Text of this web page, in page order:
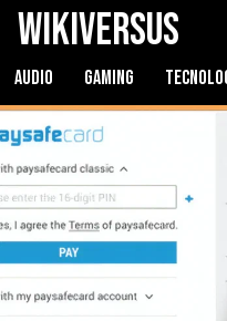
WikiVersus
AUDIO GAMING